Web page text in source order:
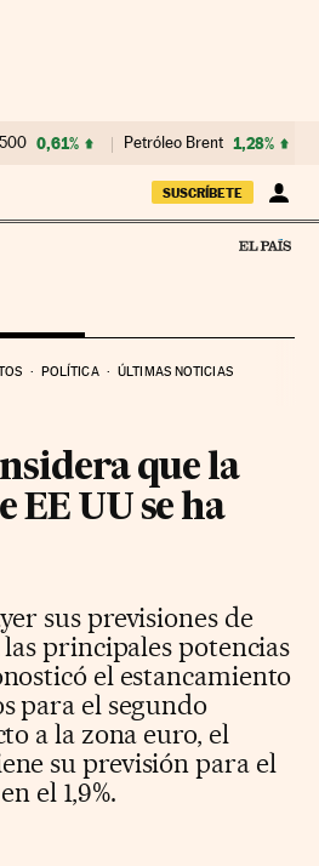
0,61% Petróleo Brent 1,28%
SUSCRÍBETE
POLÍTICA ÚLTIMAS NOTICIAS
que la
EE UU se ha
sus previsiones de
principales potencias
el estancamiento
para el segundo
a la zona euro, el
su previsión para el
el 1,9%.